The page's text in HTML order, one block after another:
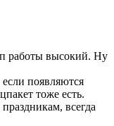
работы высокий. Ну
появляются
тоже есть.
всегда